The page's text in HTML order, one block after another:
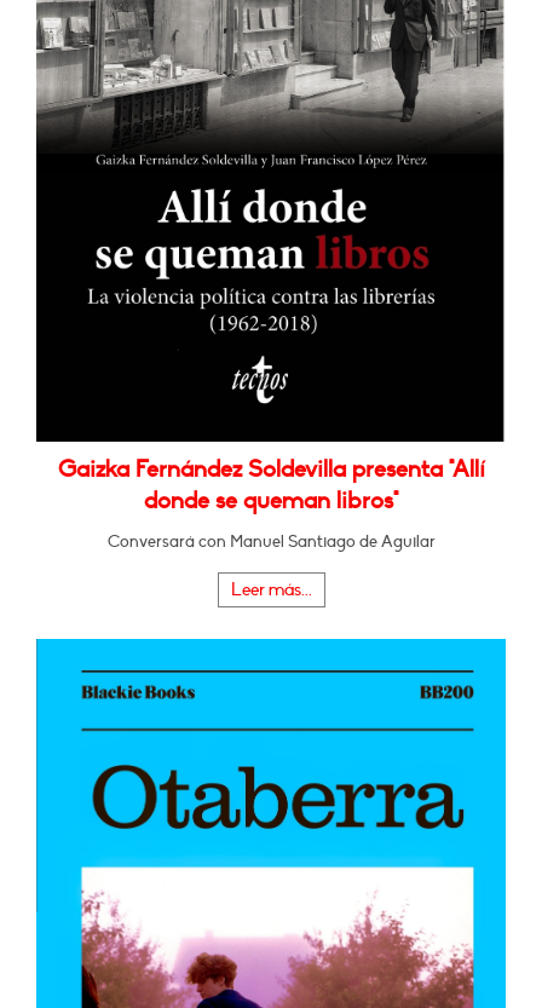
Gaizka Fernández Soldevilla presenta "Allí
donde se queman libros"
Conversará con Manuel Santiago de Aguilar
Leer más...